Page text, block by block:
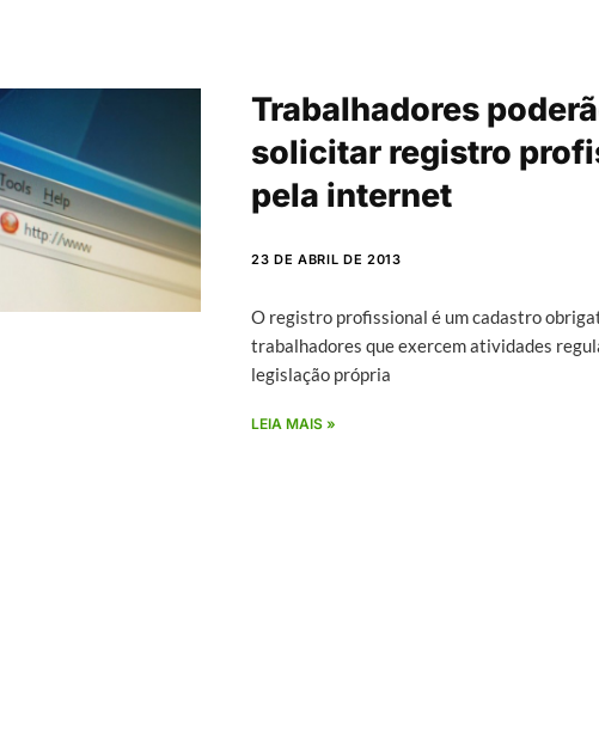
Trabalhadores
solicitar registro
pela internet
23 DE ABRIL DE 2013
O registro profissional é um cadastro
trabalhadores que exercem atividades
legislação própria
LEIA MAIS »